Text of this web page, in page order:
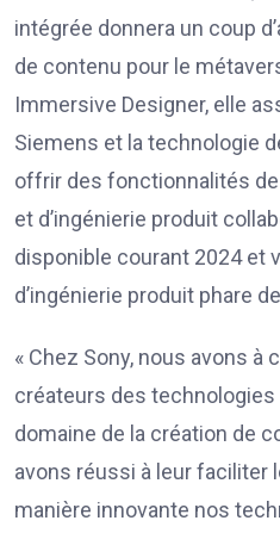
intégrée donnera un coup
de contenu pour le
Immersive Designer, elle
Siemens et la technologie
offrir des fonctionnalités
et d’ingénierie produit
disponible courant 2024 et
d’ingénierie produit phare
« Chez Sony, nous avons à
créateurs des technologies
domaine de la création de
avons réussi à leur faciliter
manière innovante nos